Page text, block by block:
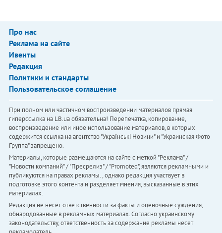
Про нас
Реклама на сайте
Ивенты
Редакция
Политики и стандарты
Пользовательское соглашение
При полном или частичном воспроизведении материалов прямая
гиперссылка на LB.ua обязательна! Перепечатка, копирование,
воспроизведение или иное использование материалов, в которых
содержится ссылка на агентство "Українськi Новини" и "Украинская Фото
Группа" запрещено.
Материалы, которые размещаются на сайте с меткой "Реклама" /
"Новости компаний" / "Пресрелиз" / "Promoted", являются рекламными и
публикуются на правах рекламы. , однако редакция участвует в
подготовке этого контента и разделяет мнения, высказанные в этих
материалах.
Редакция не несет ответственности за факты и оценочные суждения,
обнародованные в рекламных материалах. Согласно украинскому
законодательству, ответственность за содержание рекламы несет